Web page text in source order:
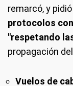
remarcó, y
protocolos
"respetando
propagación
Vuelos de